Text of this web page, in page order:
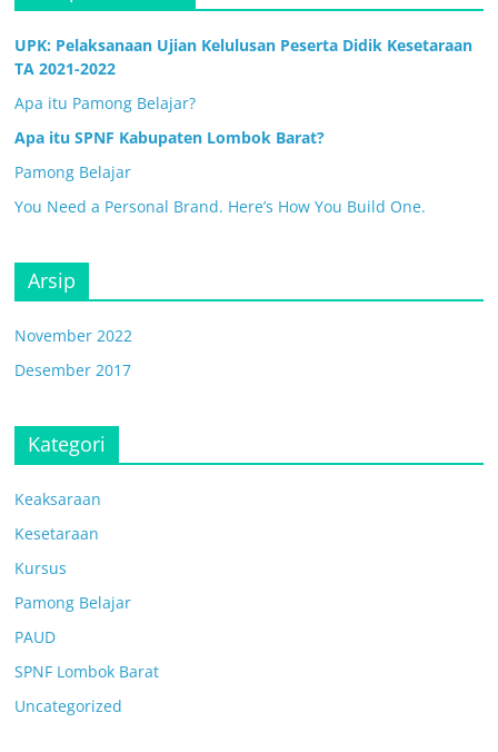
UPK: Pelaksanaan Ujian Kelulusan Peserta Didik Kesetaraan
TA 2021-2022
Apa itu Pamong Belajar?
Apa itu SPNF Kabupaten Lombok Barat?
Pamong Belajar
You Need a Personal Brand. Here’s How You Build One.
Arsip
November 2022
Desember 2017
Kategori
Keaksaraan
Kesetaraan
Kursus
Pamong Belajar
PAUD
SPNF Lombok Barat
Uncategorized